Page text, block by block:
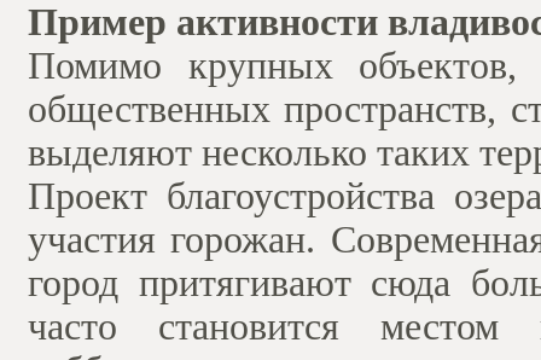
Пример активности
Помимо крупных объектов,
общественных пространств,
выделяют несколько таких
Проект благоустройства
участия горожан.
город притягивают сюда
часто становится местом